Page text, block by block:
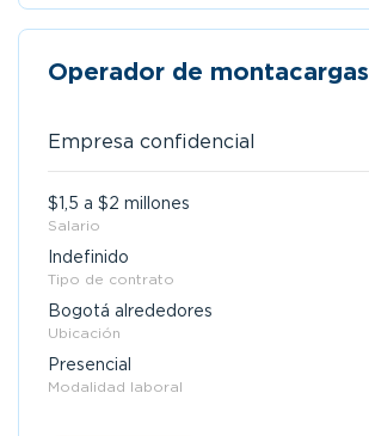
Operador de montacargas
Empresa confidencial
$1,5 a $2 millones
Salario
Indefinido
Tipo de contrato
Bogotá alrededores
Ubicación
Presencial
Modalidad laboral